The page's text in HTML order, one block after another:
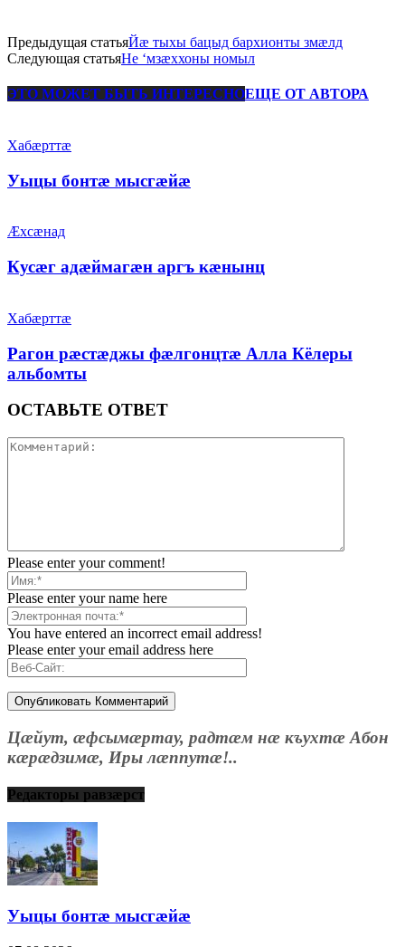
Предыдущая статьяЙæ тыхы бацыд бархионты змæлд
Следующая статьяНе ‘мзæххоны номыл
ЭТО МОЖЕТ БЫТЬ ИНТЕРЕСНОЕЩЕ ОТ АВТОРА
Хабæрттæ
Уыцы бонтæ мысгæйæ
Æхсæнад
Кусæг адæймагæн аргъ кæнынц
Хабæрттæ
Рагон рæстæджы фæлгонцтæ Алла Кёлеры
альбомты
ОСТАВЬТЕ ОТВЕТ
Please enter your comment!
Please enter your name here
You have entered an incorrect email address!
Please enter your email address here
Цæйут, æфсымæртау, радтæм нæ къухтæ Абон
кæрæдзимæ, Иры лæппутæ!..
Редакторы равзæрст
Уыцы бонтæ мысгæйæ